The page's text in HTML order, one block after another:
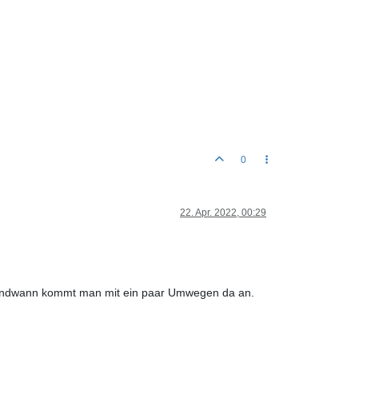
0
22. Apr. 2022, 00:29
kommt man mit ein paar Umwegen da an.